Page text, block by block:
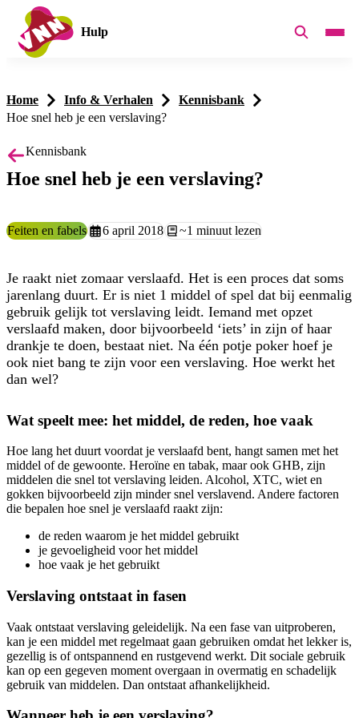
Hulp
Home Info & Verhalen
Kennisbank
Hoe snel heb je een verslaving?
Kennisbank
Hoe snel heb je een verslaving?
Categorie:
Feiten en fabelsAangemaakt op:
6 april 2018Leestijd:
~1 minuut lezen
Je raakt niet zomaar verslaafd. Het is een proces dat soms
jarenlang duurt. Er is niet 1 middel of spel dat bij eenmalig
gebruik gelijk tot verslaving leidt. Iemand met opzet
verslaafd maken, door bijvoorbeeld ‘iets’ in zijn of haar
drankje te doen, bestaat niet. Na één potje poker hoef je
ook niet bang te zijn voor een verslaving. Hoe werkt het
dan wel?
Wat speelt mee: het middel, de reden, hoe vaak
Hoe lang het duurt voordat je verslaafd bent, hangt samen met het
middel of de gewoonte. Heroïne en tabak, maar ook GHB, zijn
middelen die snel tot verslaving leiden. Alcohol, XTC, wiet en
gokken bijvoorbeeld zijn minder snel verslavend. Andere factoren
die bepalen hoe snel je verslaafd raakt zijn:
de reden waarom je het middel gebruikt
je gevoeligheid voor het middel
hoe vaak je het gebruikt
Verslaving ontstaat in fasen
Vaak ontstaat verslaving geleidelijk. Na een fase van uitproberen,
kan je een middel met regelmaat gaan gebruiken omdat het lekker is,
gezellig is of ontspannend en rustgevend werkt. Dit sociale gebruik
kan op een gegeven moment overgaan in overmatig en schadelijk
gebruik van middelen. Dan ontstaat afhankelijkheid.